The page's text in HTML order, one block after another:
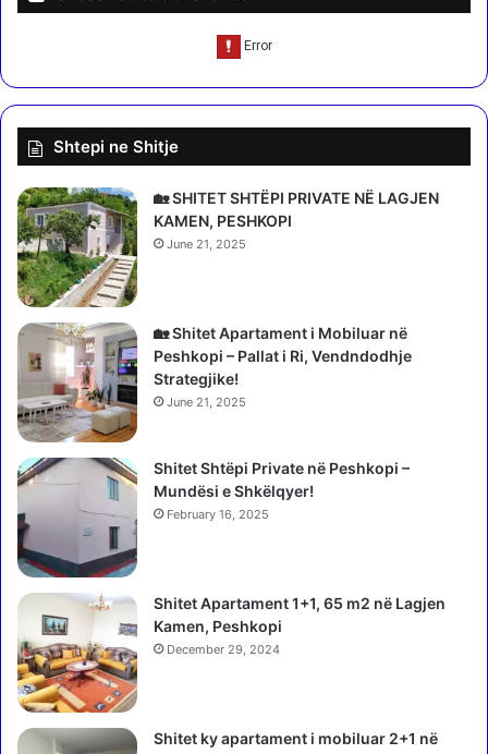
e
n
ë
a
r
e
:
H
a
p
n
n
e
g
o
c
i
a
a
m
S
h
q
p
j
e
t
y
e
t
a
r
P
-
s
ë
ë
D
i
b
r
s
Shtepi ne Shitje
🏡 SHITET SHTËPI PRIVATE NË LAGJEN
KAMEN, PESHKOPI
June 21, 2025
🏡 Shitet Apartament i Mobiluar në
Peshkopi – Pallat i Ri, Vendndodhje
Strategjike!
June 21, 2025
Shitet Shtëpi Private në Peshkopi –
Mundësi e Shkëlqyer!
February 16, 2025
Shitet Apartament 1+1, 65 m2 në Lagjen
Kamen, Peshkopi
December 29, 2024
Shitet ky apartament i mobiluar 2+1 në